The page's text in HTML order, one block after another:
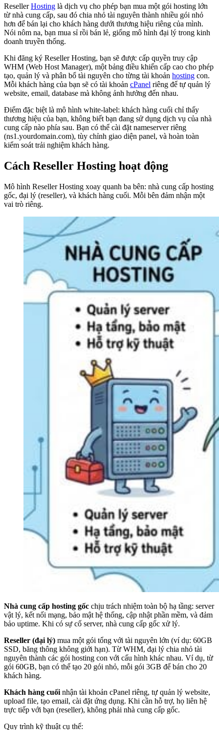
ResellerHosting là dịch vụ cho phép bạn mua một gói hosting lớn
từ nhà cung cấp, sau đó chia nhỏ tài nguyên thành nhiều gói nhỏ
hơn để bán lại cho khách hàng dưới thương hiệu riêng của mình.
Nói nôm na, bạn mua sỉ rồi bán lẻ, giống mô hình đại lý trong kinh
doanh truyền thống.
Khi đăng ký Reseller Hosting, bạn sẽ được cấp quyền truy cập
WHM (Web Host Manager), một bảng điều khiển cấp cao cho phép
tạo, quản lý và phân bổ tài nguyên cho từng tài khoản hosting con.
Mỗi khách hàng của bạn sẽ có tài khoản cPanel riêng để tự quản lý
website, email, database mà không ảnh hưởng đến nhau.
Điểm đặc biệt là mô hình white-label: khách hàng cuối chỉ thấy
thương hiệu của bạn, không biết bạn đang sử dụng dịch vụ của nhà
cung cấp nào phía sau. Bạn có thể cài đặt nameserver riêng
(ns1.yourdomain.com), tùy chỉnh giao diện panel, và hoàn toàn
kiểm soát trải nghiệm khách hàng.
Cách Reseller Hosting hoạt động
Mô hình Reseller Hosting xoay quanh ba bên: nhà cung cấp hosting
gốc, đại lý (reseller), và khách hàng cuối. Mỗi bên đảm nhận một
vai trò riêng.
Nhà cung cấp hosting gốc chịu trách nhiệm toàn bộ hạ tầng: server
vật lý, kết nối mạng, bảo mật hệ thống, cập nhật phần mềm, và đảm
bảo uptime. Khi có sự cố server, nhà cung cấp gốc xử lý.
Reseller (đại lý) mua một gói tổng với tài nguyên lớn (ví dụ: 60GB
SSD, băng thông không giới hạn). Từ WHM, đại lý chia nhỏ tài
nguyên thành các gói hosting con với cấu hình khác nhau. Ví dụ, từ
gói 60GB, bạn có thể tạo 20 gói nhỏ, mỗi gói 3GB để bán cho 20
khách hàng.
Khách hàng cuối nhận tài khoản cPanel riêng, tự quản lý website,
upload file, tạo email, cài đặt ứng dụng. Khi cần hỗ trợ, họ liên hệ
trực tiếp với bạn (reseller), không phải nhà cung cấp gốc.
Quy trình kỹ thuật cụ thể: